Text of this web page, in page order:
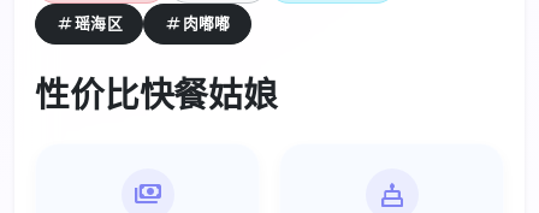
性价比快餐姑娘
tag瑶海区 tag 肉嘟嘟
性价比快餐姑娘
payments cake